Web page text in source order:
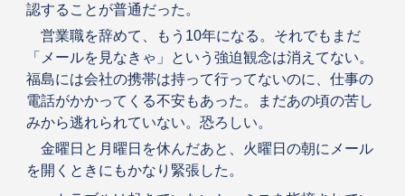
認することが普通だった。
営業職を辞めて、もう10年になる。それでもまだ
「メールを見なきゃ」という強迫観念は消えてない。
福島には会社の携帯は持って行ってないのに、仕事の
電話がかかってくる不安もあった。まだあの頃の苦し
みから逃れられていない。恐ろしい。
金曜日と月曜日を休んだあと、火曜日の朝にメール
を開くときにもかなり緊張した。